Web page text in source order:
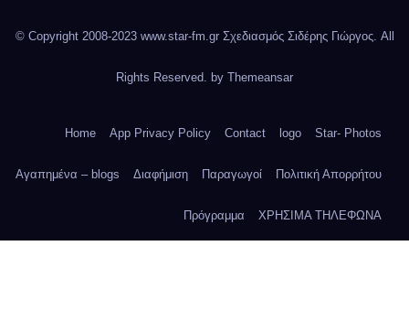
© Copyright 2008-2023 www.star-fm.gr Σχεδιασμός Σιδέρης Γιώργος. All
Rights Reserved. by Themeansar
Home App Privacy Policy Contact logo Star- Photos
Αγαπημένα – blogs Διαφήμιση Παραγωγοί Πολιτική Απορρήτου
Πρόγραμμα ΧΡΗΣΙΜΑ ΤΗΛΕΦΩΝΑ